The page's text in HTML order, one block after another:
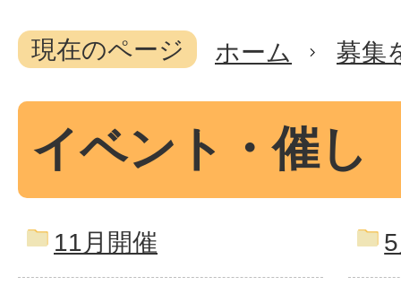
現在のページ ホーム 募集
イベント・催し
11月開催